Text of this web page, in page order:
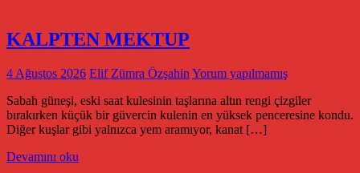
KALPTEN MEKTUP
4 Ağustos 2026 Elif Zümra Özşahin Yorum yapılmamış
Sabah güneşi, eski saat kulesinin taşlarına altın rengi çizgiler
bırakırken küçük bir güvercin kulenin en yüksek penceresine kondu.
Diğer kuşlar gibi yalnızca yem aramıyor, kanat […]
Devamını oku